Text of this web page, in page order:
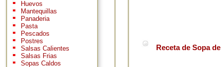
Huevos
Mantequillas
Panaderia
Pasta
Pescados
Postres
Salsas Calientes
Salsas Frias
Sopas Caldos
Receta de Sopa